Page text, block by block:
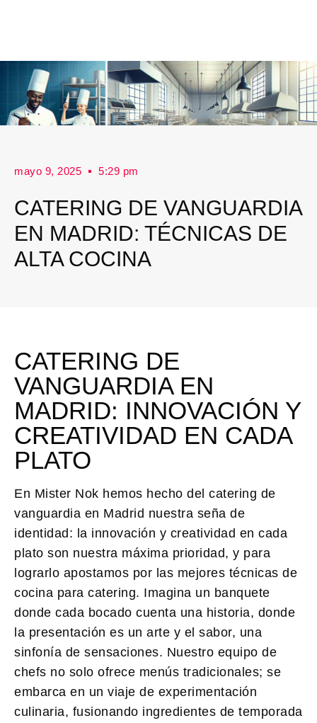
mayo 9, 2025 5:29 pm
CATERING DE VANGUARDIA
EN MADRID: TÉCNICAS DE
ALTA COCINA
CATERING DE
VANGUARDIA EN
MADRID: INNOVACIÓN Y
CREATIVIDAD EN CADA
PLATO
En Mister Nok hemos hecho del catering de
vanguardia en Madrid nuestra seña de
identidad: la innovación y creatividad en cada
plato son nuestra máxima prioridad, y para
lograrlo apostamos por las mejores técnicas de
cocina para catering. Imagina un banquete
donde cada bocado cuenta una historia, donde
la presentación es un arte y el sabor, una
sinfonía de sensaciones. Nuestro equipo de
chefs no solo ofrece menús tradicionales; se
embarca en un viaje de experimentación
culinaria, fusionando ingredientes de temporada